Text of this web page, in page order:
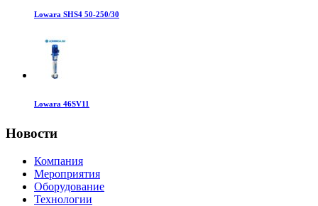
Lowara SHS4 50-250/30
Lowara 46SV11
Новости
Компания
Мероприятия
Оборудование
Технологии